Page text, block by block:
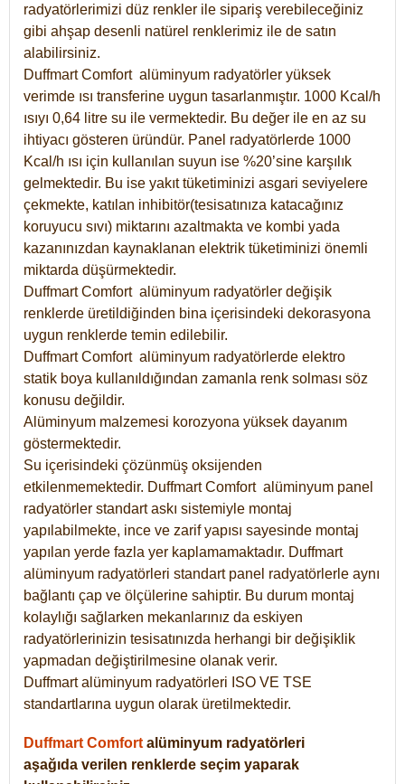
radyatörlerimizi düz renkler ile sipariş verebileceğiniz
gibi ahşap desenli natürel renklerimiz ile de satın
alabilirsiniz.
Duffmart Comfort alüminyum radyatörler yüksek
verimde ısı transferine uygun tasarlanmıştır. 1000 Kcal/h
ısıyı 0,64 litre su ile vermektedir. Bu değer ile en az su
ihtiyacı gösteren üründür. Panel radyatörlerde 1000
Kcal/h ısı için kullanılan suyun ise %20’sine karşılık
gelmektedir. Bu ise yakıt tüketiminizi asgari seviyelere
çekmekte, katılan inhibitör(tesisatınıza katacağınız
koruyucu sıvı) miktarını azaltmakta ve kombi yada
kazanınızdan kaynaklanan elektrik tüketiminizi önemli
miktarda düşürmektedir.
Duffmart Comfort alüminyum radyatörler değişik
renklerde üretildiğinden bina içerisindeki dekorasyona
uygun renklerde temin edilebilir.
DuffmartComfort alüminyum radyatörlerde elektro
statik boya kullanıldığından zamanla renk solması söz
konusu değildir.
Alüminyum malzemesi korozyona yüksek dayanım
göstermektedir.
Su içerisindeki çözünmüş oksijenden
etkilenmemektedir. DuffmartComfort alüminyum panel
radyatörler standart askı sistemiyle montaj
yapılabilmekte, ince ve zarif yapısı sayesinde montaj
yapılan yerde fazla yer kaplamamaktadır. Duffmart
alüminyum radyatörleri standart panel radyatörlerle aynı
bağlantı çap ve ölçülerine sahiptir. Bu durum montaj
kolaylığı sağlarken mekanlarınız da eskiyen
radyatörlerinizin tesisatınızda herhangi bir değişiklik
yapmadan değiştirilmesine olanak verir.
Duffmart alüminyum radyatörleri ISO VE TSE
standartlarına uygun olarak üretilmektedir.
Duffmart Comfort alüminyum radyatörleri
aşağıda verilen renklerde seçim yaparak